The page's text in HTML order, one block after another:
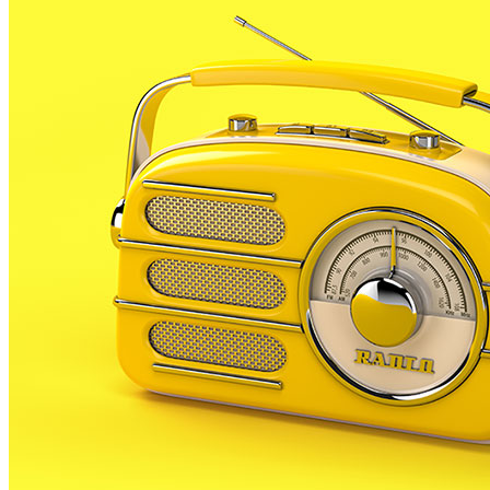
La campanya, que s’ha centralitzat al Casal de la
nostra localitat, segons fonts de l’Ajuntament de
col·labora en aquesta iniciativa. Ho ha explicat, la
famílies necessitades.
D’altra banda, avui acaba una altra campanya
Es reclama joguines noves per a les famílies sense
Els serveis socials de PLF gestionen les aportacions
A partir d’ara no et perdis res. Rep